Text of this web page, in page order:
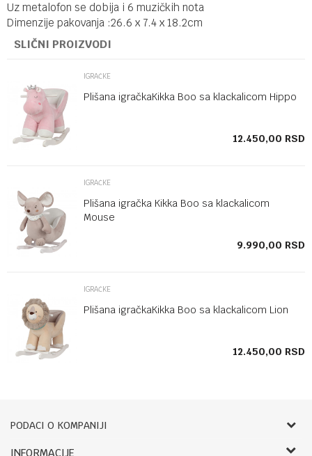
Uz metalofon se dobija i 6 muzičkih nota
Dimenzije pakovanja :26.6 x 7.4 x 18.2cm
SLIČNI PROIZVODI
IGRAČKE
Plišana igračkaKikka Boo sa klackalicom Hippo
12.450,00 RSD
IGRAČKE
Plišana igračka Kikka Boo sa klackalicom
Mouse
9.990,00 RSD
IGRAČKE
Plišana igračkaKikka Boo sa klackalicom Lion
12.450,00 RSD
PODACI O KOMPANIJI
Bebbco
INFORMACIJE